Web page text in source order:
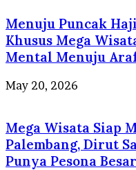
Menuju Puncak
Khusus Mega
Mental Menuju
May 20, 2026
Mega Wisata Siap
Palembang, Dirut
Punya Pesona